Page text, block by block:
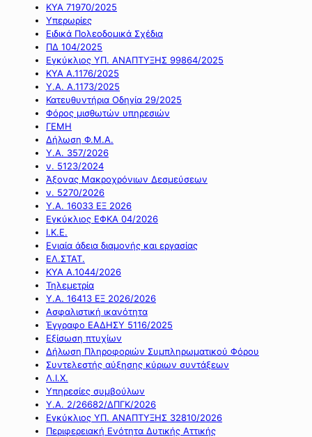
ΚΥΑ 71970/2025
Υπερωρίες
Ειδικά Πολεοδομικά Σχέδια
ΠΔ 104/2025
Εγκύκλιος ΥΠ. ΑΝΑΠΤΥΞΗΣ 99864/2025
ΚΥΑ Α.1176/2025
Υ.Α. Α.1173/2025
Κατευθυντήρια Οδηγία 29/2025
Φόρος μισθωτών υπηρεσιών
ΓΕΜΗ
Δήλωση Φ.Μ.Α.
Υ.Α. 357/2026
ν. 5123/2024
Άξονας Μακροχρόνιων Δεσμεύσεων
ν. 5270/2026
Υ.Α. 16033 ΕΞ 2026
Εγκύκλιος ΕΦΚΑ 04/2026
Ι.Κ.Ε.
Ενιαία άδεια διαμονής και εργασίας
ΕΛ.ΣΤΑΤ.
ΚΥΑ Α.1044/2026
Τηλεμετρία
Υ.Α. 16413 ΕΞ 2026/2026
Ασφαλιστική ικανότητα
Έγγραφο ΕΑΔΗΣΥ 5116/2025
Εξίσωση πτυχίων
Δήλωση Πληροφοριών Συμπληρωματικού Φόρου
Συντελεστής αύξησης κύριων συντάξεων
Λ.Ι.Χ.
Υπηρεσίες συμβούλων
Υ.Α. 2/26682/ΔΠΓΚ/2026
Εγκύκλιος ΥΠ. ΑΝΑΠΤΥΞΗΣ 32810/2026
Περιφερειακή Ενότητα Δυτικής Αττικής